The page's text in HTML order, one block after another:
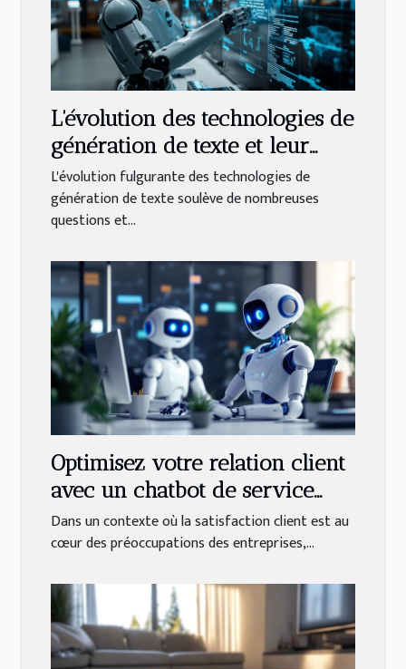
L'évolution des technologies de
génération de texte et leur
impact futur
L'évolution fulgurante des technologies de
génération de texte soulève de nombreuses
questions et...
Optimisez votre relation client
avec un chatbot de service
après-vente
Dans un contexte où la satisfaction client est au
cœur des préoccupations des entreprises,...